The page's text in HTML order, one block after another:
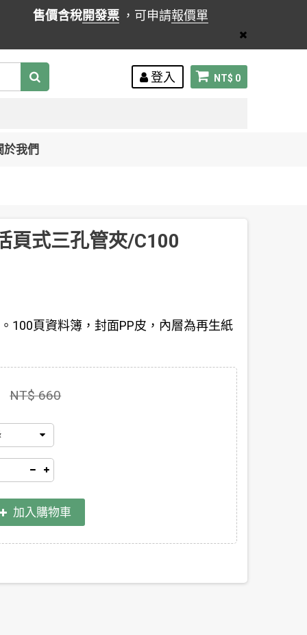
售價含稅開發票 ，可申請報價單
NT$ 0
登入
於我們
頁式三孔管夾/C100
100頁資料簿，封面PP皮，內層為再生紙
NT$ 660
加入購物車